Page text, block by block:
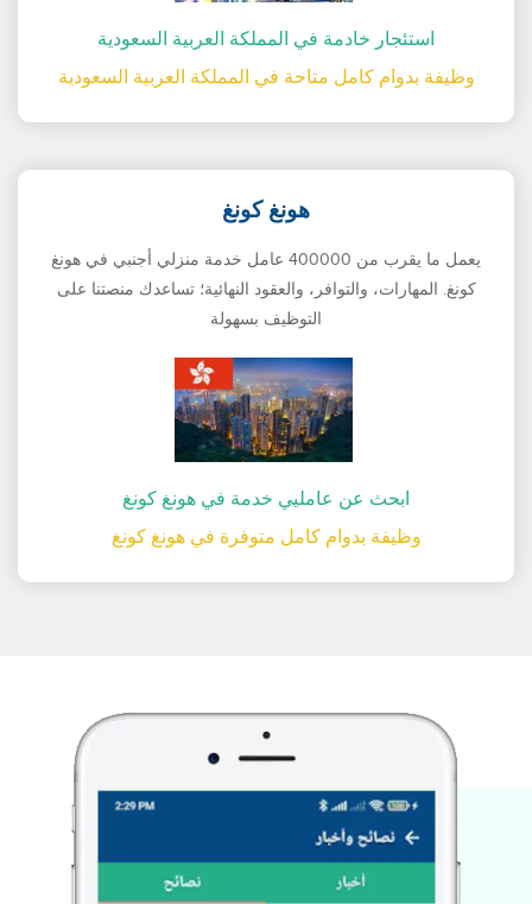
استئجار خادمة في المملكة العربية السعودية
وظيفة بدوام كامل متاحة في المملكة العربية السعودية
هونغ كونغ
يعمل ما يقرب من 400000 عامل خدمة منزلي أجنبي في هونغ
كونغ. المهارات، والتوافر، والعقود النهائية؛ تساعدك منصتنا على
التوظيف بسهولة
ابحث عن عامليي خدمة في هونغ كونغ
وظيفة بدوام كامل متوفرة في هونغ كونغ